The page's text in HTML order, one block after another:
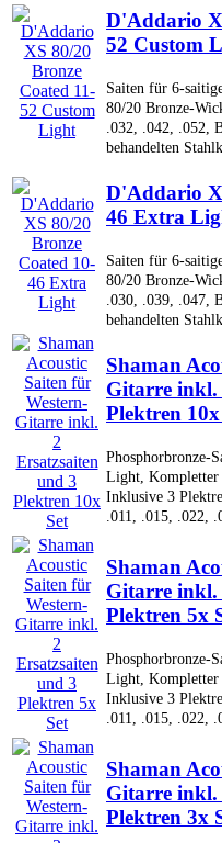
D'Addario
52 Custom
Saiten für 6-
80/20 Bronze-
.032, .042, .052,
behandelten
D'Addario
46 Extra
Saiten für 6-
80/20 Bronze-
.030, .039, .047,
behandelten
Shaman
Gitarre inkl.
Plektren 10x
Phosphorbronze-
Light, Kompletter
Inklusive 3
.011, .015, .022,
Shaman
Gitarre inkl.
Plektren 5x
Phosphorbronze-
Light, Kompletter
Inklusive 3
.011, .015, .022,
Shaman
Gitarre inkl.
Plektren 3x